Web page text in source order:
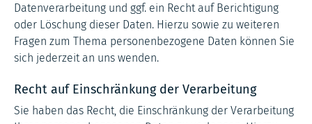
Datenverarbeitung und ggf. ein Recht auf Berichtigung
oder Löschung dieser Daten. Hierzu sowie zu weiteren
Fragen zum Thema personenbezogene Daten können Sie
sich jederzeit an uns wenden.
Recht auf Einschränkung der Verarbeitung
Sie haben das Recht, die Einschränkung der Verarbeitung